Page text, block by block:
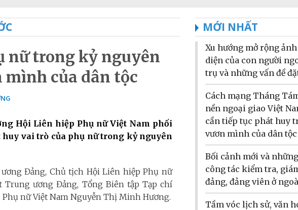
nữ trong kỷ nguyên
của dân tộc
Hội Liên hiệp Phụ nữ Việt Nam phối
huy vai trò của phụ nữ trong kỷ nguyên
Đảng, Chủ tịch Hội Liên hiệp Phụ nữ
ương Đảng, Tổng Biên tập Tạp chí
nữ Việt Nam Nguyễn Thị Minh Hương.
MỚI NHẤT
Xu hướng mở rộng
diện của con người
trụ và những vấn đề
Cách mạng Tháng
nền ngoại giao Việt
cần tiếp tục phát huy
vươn mình của dân tộc
Bối cảnh mới và
công tác kiểm tra,
đảng, đảng viên ở
Tầm vóc lịch sử, văn